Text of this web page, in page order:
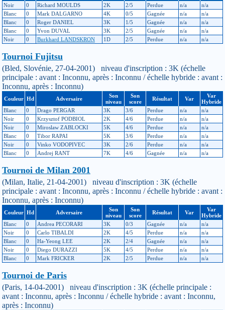
Noir
0 Richard MOULDS 2K 2/5 Perdue n/a
n/a
Blanc
0 Mark DALGARNO 4K 0/5 Gagnée n/a
n/a
Blanc
0 Roger DANIEL 3K 1/5 Gagnée n/a
n/a
Blanc
0 Yvon DUVAL 3K 2/5 Gagnée n/a
n/a
Noir
0 Burkhard LANDSKRON 1D 2/5 Perdue n/a n/a
Tournoi Fujitsu
(Bled, Slovénie, 27-04-2001) niveau d'inscription : 3K (échelle
principale : avant : Inconnu, après : Inconnu / échelle hybride : avant :
Inconnu, après : Inconnu)
Couleur Hd Adversaire
Son
niveau
Son
score
Résultat Var
Var
Hybride
Blanc
0 Drago PERGAR 3K 3/6 Perdue n/a
n/a
Noir
0 Krzysztof PODBIOL 2K 4/6 Perdue n/a
n/a
Noir
0 Miroslaw ZABLOCKI 5K 4/6 Perdue n/a
n/a
Blanc
0 Tibor RAPAI 5K 3/6 Perdue n/a
n/a
Noir
0 Vinko VODOPIVEC 3K 2/6 Perdue n/a
n/a
Blanc
0 Andrej RANT 7K 4/6 Gagnée n/a n/a
Tournoi de Milan 2001
(Milan, Italie, 21-04-2001) niveau d'inscription : 3K (échelle
principale : avant : Inconnu, après : Inconnu / échelle hybride : avant :
Inconnu, après : Inconnu)
Couleur Hd Adversaire
Son
niveau
Son
score
Résultat Var
Var
Hybride
Blanc
0 Andrea PECORARI 3K 0/3 Gagnée n/a
n/a
Noir
0 Carlo TIBALDI 2K 4/5 Perdue n/a
n/a
Blanc
0 Ha-Yeong LEE 2K 2/4 Gagnée n/a
n/a
Noir
0 Diego DURAZZI 5K 4/5 Perdue n/a
n/a
Blanc
0 Mark FRICKER 2K 2/5 Perdue n/a n/a
Tournoi de Paris
(Paris, 14-04-2001) niveau d'inscription : 3K (échelle principale :
avant : Inconnu, après : Inconnu / échelle hybride : avant : Inconnu,
après : Inconnu)